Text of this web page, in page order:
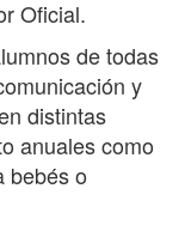
Oficial.
de todas
y
distintas
anuales como
bebés o